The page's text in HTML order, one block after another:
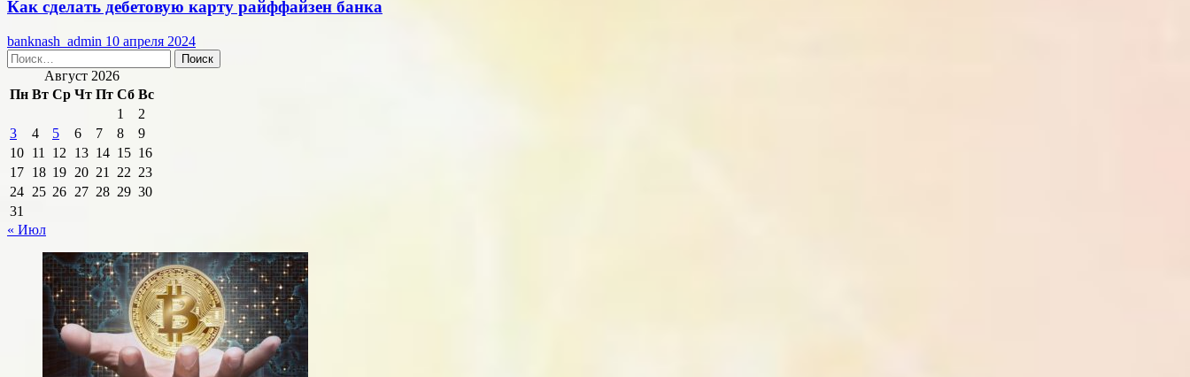
Как сделать дебетовую карту райффайзен банка
banknash_admin 10 апреля 2024
Найти:
Август 2026
Пн Вт Ср Чт Пт Сб Вс
1
2
3
4 5 6 7 8
9
10 11 12 13 14 15 16
17 18 19 20 21 22 23
24 25 26 27 28 29 30
31
« Июл